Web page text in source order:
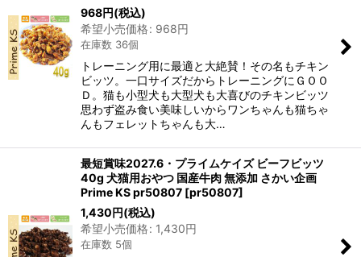
968円(税込)
希望小売価格: 968円
在庫数 36個
トレーニング用に最適と大絶賛！その名もチキン
ビッツ。一口サイズだからトレーニングにＧＯＯ
Ｄ。猫も小型犬も大型犬も大喜びのチキンビッツ
思わず盗み食い美味しいからワンちゃんも猫ちゃ
んもフェレットちゃんも大…
最短賞味2027.6・プライムケイズ ビーフビッツ
40g 犬猫用おやつ 国産牛肉 無添加 さかい企画
Prime KS pr50807 [pr50807]
1,430円(税込)
希望小売価格: 1,430円
在庫数 5個